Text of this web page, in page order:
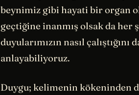
beynimiz gibi hayati bir organ
geçtiğine inanmış olsak da her
duyularımızın nasıl
anlayabiliyoruz.
Duygu; kelimenin kökeninden